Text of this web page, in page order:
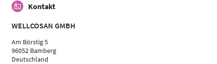
Kontakt
WELLCOSAN GMBH
Am Börstig 5
96052 Bamberg
Deutschland